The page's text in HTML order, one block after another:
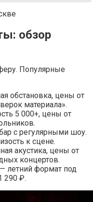
обзор
Популярные
обстановка, цены от
материала».
5 000+, цены от
с регулярными шоу.
к сцене.
акустика, цены от
концертов.
— летний формат под
290 ₽.